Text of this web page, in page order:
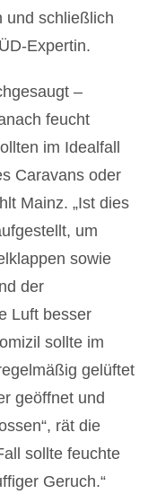
und schließlich
Expertin.
–
feucht
im Idealfall
Caravans oder
Mainz. „Ist dies
um
sowie
der
Luft besser
sollte im
gelüftet
geöffnet und
rät die
sollte feuchte
Geruch.“